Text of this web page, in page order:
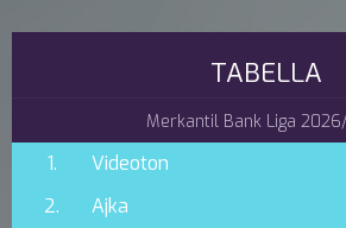
TABELLA
Merkantil Bank Liga
1. Videoton
2.
Ajka